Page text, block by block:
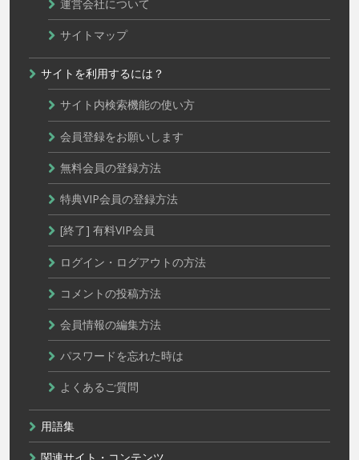
運営会社について
サイトマップ
サイトを利用するには？
サイト内検索機能の使い方
会員登録をお願いします
無料会員の登録方法
特典VIP会員の登録方法
[終了] 有料VIP会員
ログイン・ログアウトの方法
コメントの投稿方法
会員情報の編集方法
パスワードを忘れた時は
よくあるご質問
用語集